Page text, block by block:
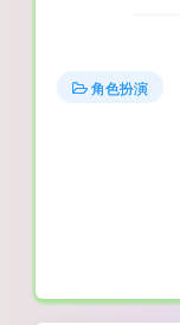
角色扮演